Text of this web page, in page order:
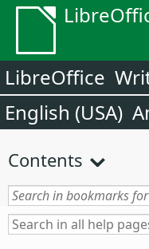
LibreOffice
English (USA)
Contents